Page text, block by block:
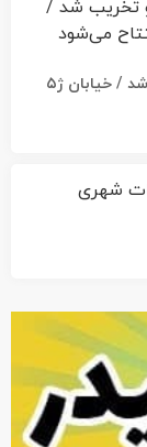
۳ باب مغازه محدوده پستک خریداری و تخریب شد / خیابان ژ۵